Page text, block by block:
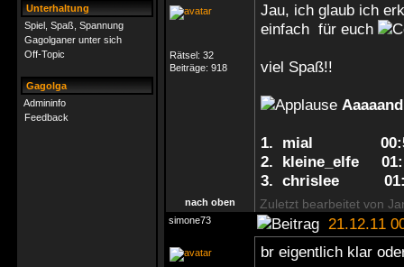
Unterhaltung
Spiel, Spaß, Spannung
Gagolganer unter sich
Off-Topic
Gagolga
Admininfo
Feedback
Rätsel: 32
Beiträge: 918
Jau, ich glaub ich
einfach für euch
viel Spaß!!
1. mial
2. kleine_elfe
3. chrislee
nach oben Zuletzt bearbeitet von
simone73 21.12.11
br eigentlich klar